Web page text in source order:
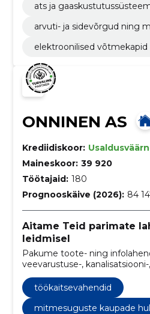
ats ja
arvuti- ja sidevõrgud ning
elektroonilised võtmekapid
ONNINEN AS
Krediidiskoor:
Maineskoor: 39 920
Töötajaid: 180
Prognooskäive (2026): 84
Aitame Teid parimate
leidmisel
Pakume toote- ning
veevarustuse-, kanalisatsiooni-, elektri-, ventilatsiooni-,
jahutuse- ja külmatehnika valdkonna
professionaalidele –
kinnisvara- ja tööstusettevõtetele,
ning kaubandusettevõtetele
töökaitsevahendid
mitmesuguste kaupade